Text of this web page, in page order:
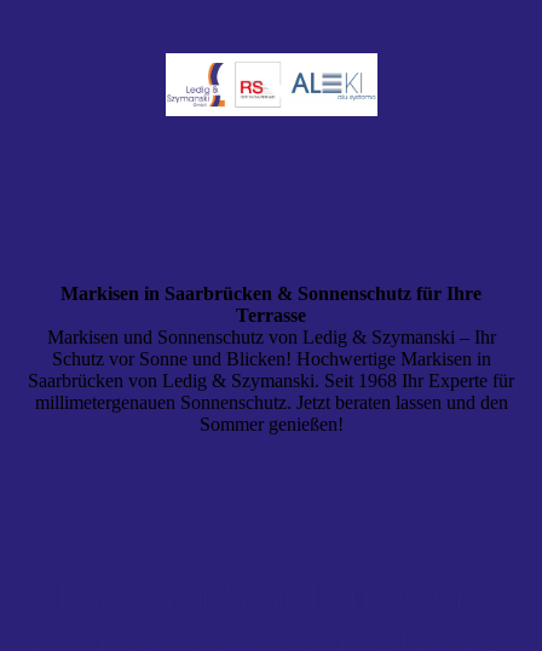
Markisen in Saarbrücken & Sonnenschutz für Ihre
Terrasse
Markisen und Sonnenschutz von Ledig & Szymanski – Ihr
Schutz vor Sonne und Blicken! Hochwertige Markisen in
Saarbrücken von Ledig & Szymanski. Seit 1968 Ihr Experte für
millimetergenauen Sonnenschutz. Jetzt beraten lassen und den
Sommer genießen!